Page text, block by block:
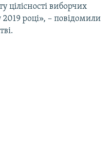
цілісності виборчих
2019 році», – повідомили